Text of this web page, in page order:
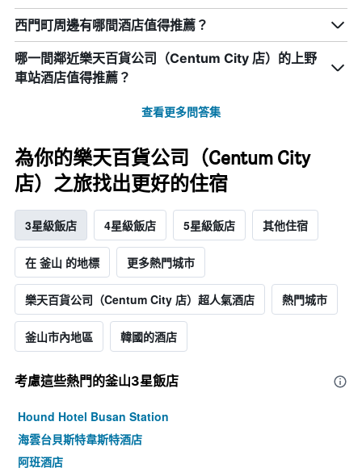
西門町周邊有哪間酒店值得推薦？
哪一間鄰近樂天百貨公司（Centum City 店）的上野
車站酒店值得推薦？
查看更多問答集
為你的樂天百貨公司（Centum City
店）之旅找出更好的住宿
3星級飯店 4星級飯店 5星級飯店 其他住宿
在 釜山 的地標 更多熱門城市
樂天百貨公司（Centum City 店）超人氣酒店 熱門城市
釜山市內地區 韓國的酒店
考慮這些熱門的釜山3星​飯店
Hound Hotel Busan Station
海雲台貝斯特韋斯特酒店
阿班酒店